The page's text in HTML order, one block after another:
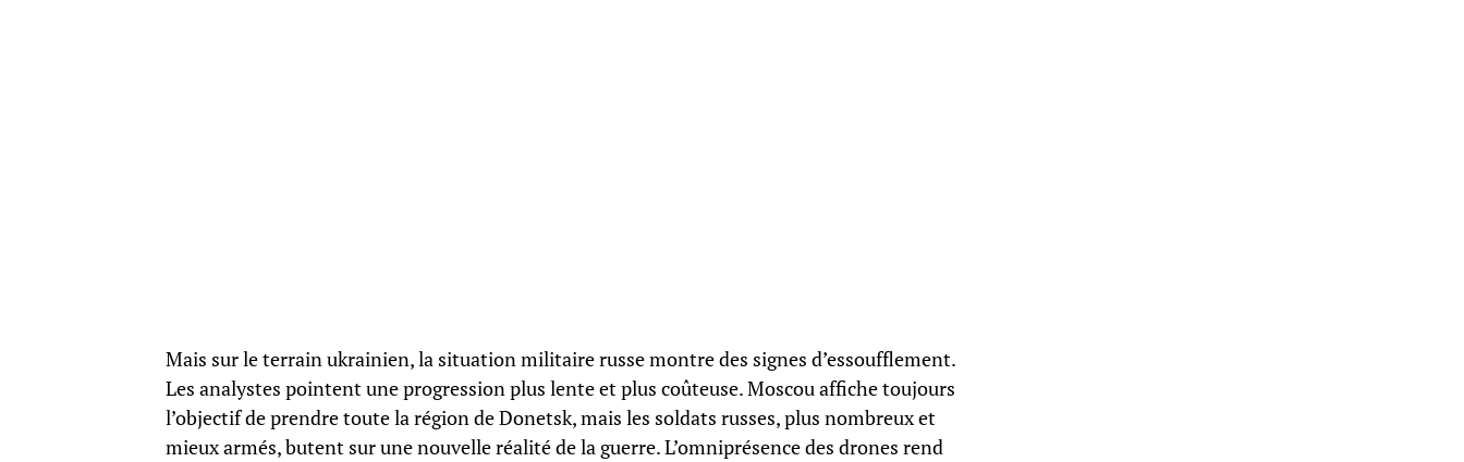
Mais sur le terrain ukrainien, la situation militaire russe montre des signes d’essoufflement.
Les analystes pointent une progression plus lente et plus coûteuse. Moscou affiche toujours
l’objectif de prendre toute la région de Donetsk, mais les soldats russes, plus nombreux et
mieux armés, butent sur une nouvelle réalité de la guerre. L’omniprésence des drones rend